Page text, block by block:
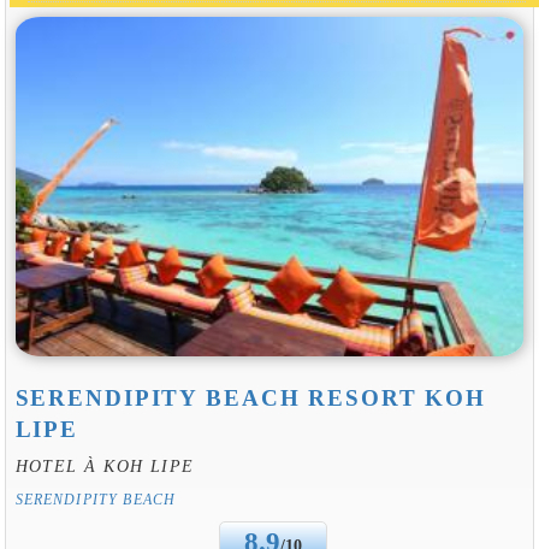
SERENDIPITY BEACH RESORT KOH
LIPE
HOTEL À KOH LIPE
SERENDIPITY BEACH
8.9